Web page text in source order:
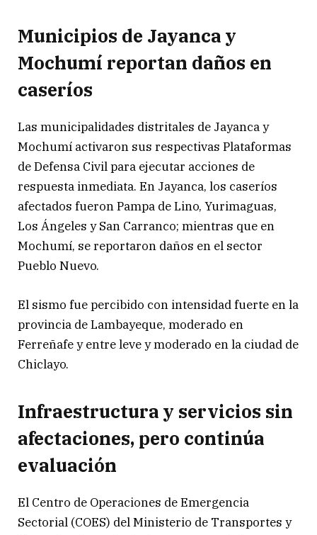
Municipios de Jayanca y
Mochumí reportan daños en
caseríos
Las municipalidades distritales de Jayanca y
Mochumí activaron sus respectivas Plataformas
de Defensa Civil para ejecutar acciones de
respuesta inmediata. En Jayanca, los caseríos
afectados fueron Pampa de Lino, Yurimaguas,
Los Ángeles y San Carranco; mientras que en
Mochumí, se reportaron daños en el sector
Pueblo Nuevo.
El sismo fue percibido con intensidad fuerte en la
provincia de Lambayeque, moderado en
Ferreñafe y entre leve y moderado en la ciudad de
Chiclayo.
Infraestructura y servicios sin
afectaciones, pero continúa
evaluación
El Centro de Operaciones de Emergencia
Sectorial (COES) del Ministerio de Transportes y